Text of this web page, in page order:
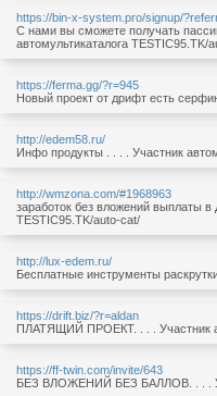
https://bin-x-system.pro/signup/
С нами вы сможете получать
автомультикаталога TESTIC95.TK/
https://ferma.gg/?r=945
Новый проект от дрифт есть
http://edem58.ru/
Инфо продукты . . . . Участник
http://wmzona.com/#1968963
заработок без вложений выплаты
TESTIC95.TK/auto-cat/
http://lux-edem.ru/
Бесплатные инструменты
https://drift.biz/?r=aldan
ПЛАТЯЩИЙ ПРОЕКТ. . . . Участник
https://ff-twin.com/invite/643
БЕЗ ВЛОЖЕНИЙ БЕЗ БАЛЛОВ. . . .